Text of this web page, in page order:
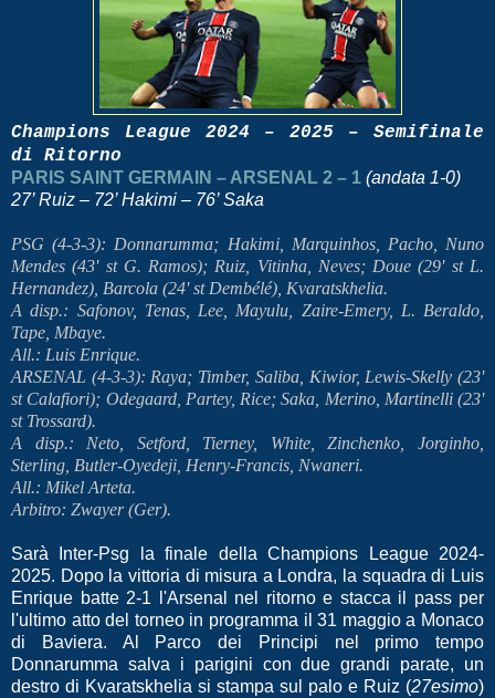
Champions League 2024 – 2025 – Semifinale
di Ritorno
PARIS SAINT GERMAIN – ARSENAL 2 – 1 (andata 1-0)
27’ Ruiz – 72’ Hakimi – 76’ Saka
PSG (4-3-3): Donnarumma; Hakimi, Marquinhos, Pacho, Nuno
Mendes (43' st G. Ramos); Ruiz, Vitinha, Neves; Doue (29' st L.
Hernandez), Barcola (24' st Dembélé), Kvaratskhelia.
A disp.: Safonov, Tenas, Lee, Mayulu, Zaire-Emery, L. Beraldo,
Tape, Mbaye.
All.: Luis Enrique.
ARSENAL (4-3-3): Raya; Timber, Saliba, Kiwior, Lewis-Skelly (23'
st Calafiori); Odegaard, Partey, Rice; Saka, Merino, Martinelli (23'
st Trossard).
A disp.: Neto, Setford, Tierney, White, Zinchenko, Jorginho,
Sterling, Butler-Oyedeji, Henry-Francis, Nwaneri.
All.: Mikel Arteta.
Arbitro: Zwayer (Ger).
Sarà Inter-Psg la finale della Champions League 2024-
2025. Dopo la vittoria di misura a Londra, la squadra di Luis
Enrique batte 2-1 l'Arsenal nel ritorno e stacca il pass per
l'ultimo atto del torneo in programma il 31 maggio a Monaco
di Baviera. Al Parco dei Principi nel primo tempo
Donnarumma salva i parigini con due grandi parate, un
destro di Kvaratskhelia si stampa sul palo e Ruiz (27esimo)